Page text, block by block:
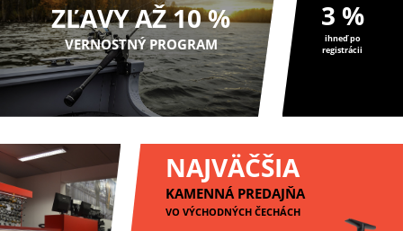
ZĽAVY AŽ 10 %
VERNOSTNÝ PROGRAM
3 %
ihneď po
registrácii
NAJVÄČŠIA
KAMENNÁ PREDAJŇA
VO VÝCHODNÝCH ČECHÁCH